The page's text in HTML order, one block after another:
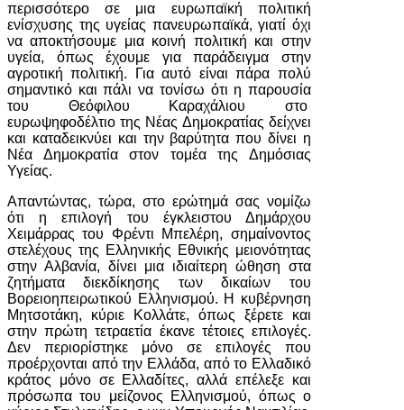
περισσότερο σε μια ευρωπαϊκή πολιτική
ενίσχυσης της υγείας πανευρωπαϊκά, γιατί όχι
να αποκτήσουμε μια κοινή πολιτική και στην
υγεία, όπως έχουμε για παράδειγμα στην
αγροτική πολιτική. Για αυτό είναι πάρα πολύ
σημαντικό και πάλι να τονίσω ότι η παρουσία
του Θεόφιλου Καραχάλιου στο
ευρωψηφοδέλτιο της Νέας Δημοκρατίας δείχνει
και καταδεικνύει και την βαρύτητα που δίνει η
Νέα Δημοκρατία στον τομέα της Δημόσιας
Υγείας.
Απαντώντας, τώρα, στο ερώτημά σας νομίζω
ότι η επιλογή του έγκλειστου Δημάρχου
Χειμάρρας του Φρέντι Μπελέρη, σημαίνοντος
στελέχους της Ελληνικής Εθνικής μειονότητας
στην Αλβανία, δίνει μια ιδιαίτερη ώθηση στα
ζητήματα διεκδίκησης των δικαίων του
Βορειοηπειρωτικού Ελληνισμού. Η κυβέρνηση
Μητσοτάκη, κύριε Κολλάτε, όπως ξέρετε και
στην πρώτη τετραετία έκανε τέτοιες επιλογές.
Δεν περιορίστηκε μόνο σε επιλογές που
προέρχονται από την Ελλάδα, από το Ελλαδικό
κράτος μόνο σε Ελλαδίτες, αλλά επέλεξε και
πρόσωπα του μείζονος Ελληνισμού, όπως ο